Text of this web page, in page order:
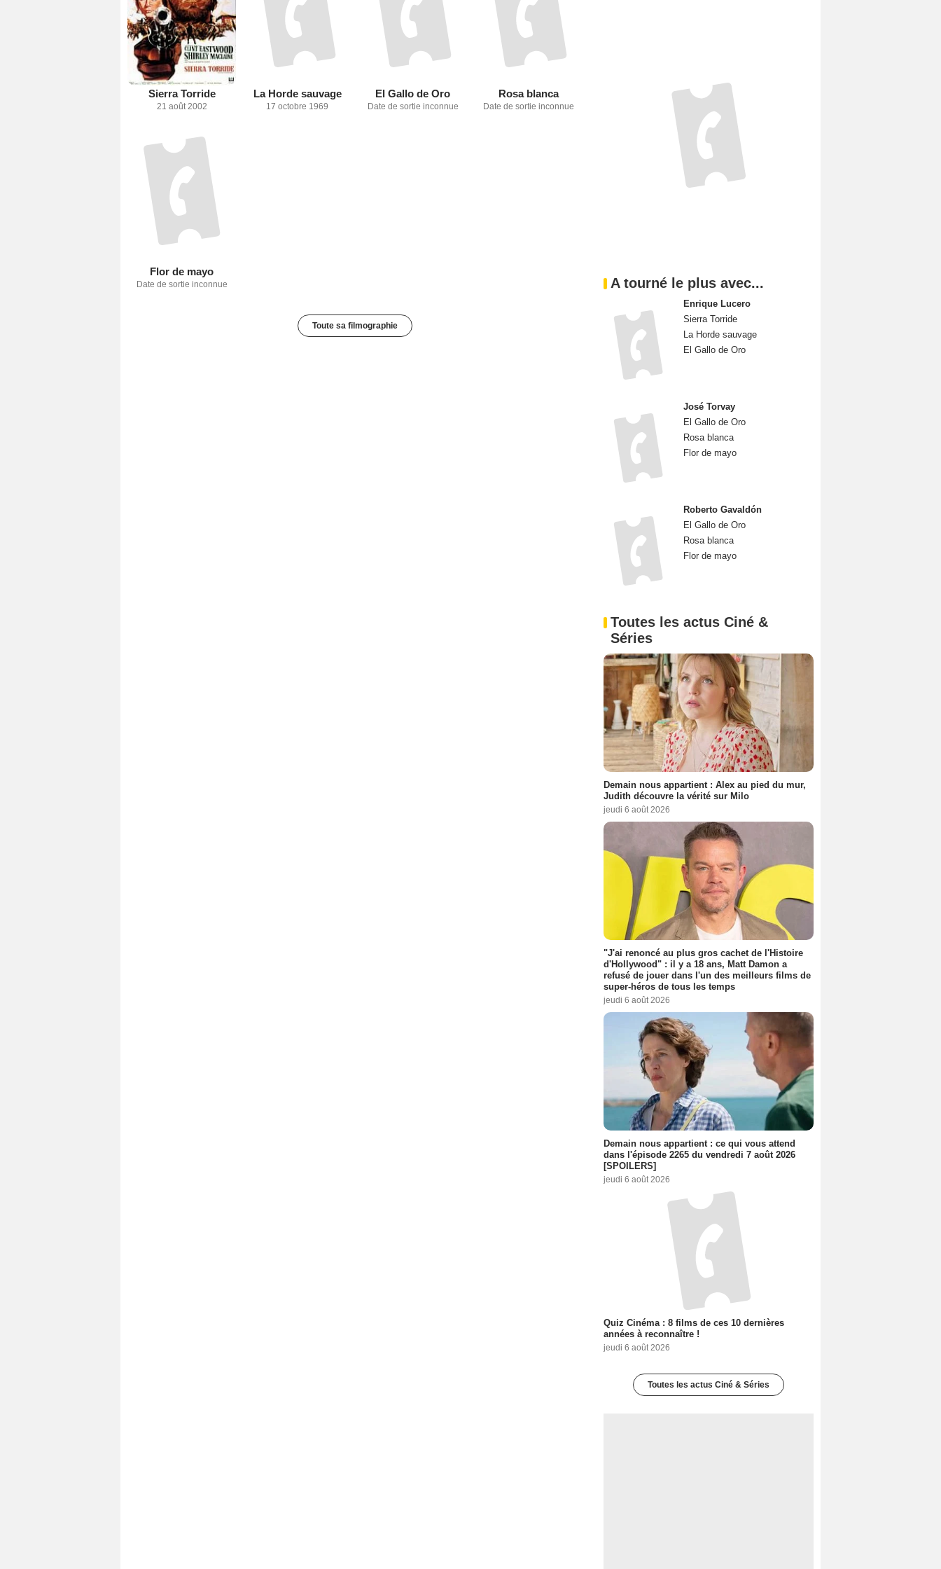
Sierra Torride
21 août 2002
La Horde sauvage
17 octobre 1969
El Gallo de Oro
Date de sortie inconnue
Rosa blanca
Date de sortie inconnue
Flor de mayo
Date de sortie inconnue
Toute sa filmographie
A tourné le plus avec...
Enrique Lucero
Sierra Torride
La Horde sauvage
El Gallo de Oro
José Torvay
El Gallo de Oro
Rosa blanca
Flor de mayo
Roberto Gavaldón
El Gallo de Oro
Rosa blanca
Flor de mayo
Toutes les actus Ciné &
Séries
Demain nous appartient : Alex au pied du mur,
Judith découvre la vérité sur Milo
jeudi 6 août 2026
"J'ai renoncé au plus gros cachet de l'Histoire
d'Hollywood" : il y a 18 ans, Matt Damon a
refusé de jouer dans l'un des meilleurs films de
super-héros de tous les temps
jeudi 6 août 2026
Demain nous appartient : ce qui vous attend
dans l'épisode 2265 du vendredi 7 août 2026
[SPOILERS]
jeudi 6 août 2026
Quiz Cinéma : 8 films de ces 10 dernières
années à reconnaître !
jeudi 6 août 2026
Toutes les actus Ciné & Séries